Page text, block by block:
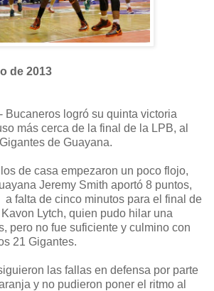
de 2013
Bucaneros logró su quinta victoria
más cerca de la final de la LPB, al
de Guayana.
de casa empezaron un poco flojo,
Jeremy Smith aportó 8 puntos,
falta de cinco minutos para el final de
Lytch, quien pudo hilar una
pero no fue suficiente y culmino con
21 Gigantes.
las fallas en defensa por parte
y no pudieron poner el ritmo al